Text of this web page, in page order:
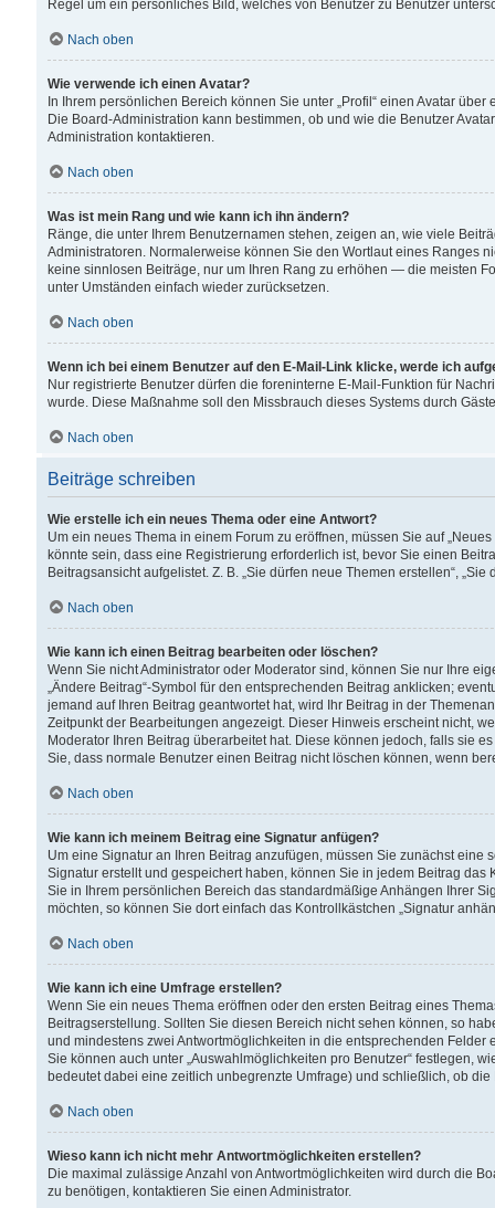
Regel um ein persönliches Bild, welches von Benutzer zu Benutzer
Nach oben
Wie verwende ich einen Avatar?
In Ihrem persönlichen Bereich können Sie unter „Profil“ einen Avatar
Die Board-Administration kann bestimmen, ob und wie die Benutzer
Administration kontaktieren.
Nach oben
Was ist mein Rang und wie kann ich ihn ändern?
Ränge, die unter Ihrem Benutzernamen stehen, zeigen an, wie viele
Administratoren. Normalerweise können Sie den Wortlaut eines Ranges
keine sinnlosen Beiträge, nur um Ihren Rang zu erhöhen — die meisten
unter Umständen einfach wieder zurücksetzen.
Nach oben
Wenn ich bei einem Benutzer auf den E-Mail-Link klicke, werde ich
Nur registrierte Benutzer dürfen die foreninterne E-Mail-Funktion für
wurde. Diese Maßnahme soll den Missbrauch dieses Systems durch
Nach oben
Beiträge schreiben
Wie erstelle ich ein neues Thema oder eine Antwort?
Um ein neues Thema in einem Forum zu eröffnen, müssen Sie auf
könnte sein, dass eine Registrierung erforderlich ist, bevor Sie einen
Beitragsansicht aufgelistet. Z. B. „Sie dürfen neue Themen erstellen“,
Nach oben
Wie kann ich einen Beitrag bearbeiten oder löschen?
Wenn Sie nicht Administrator oder Moderator sind, können Sie nur Ihre
„Ändere Beitrag“-Symbol für den entsprechenden Beitrag anklicken;
jemand auf Ihren Beitrag geantwortet hat, wird Ihr Beitrag in der
Zeitpunkt der Bearbeitungen angezeigt. Dieser Hinweis erscheint nicht,
Moderator Ihren Beitrag überarbeitet hat. Diese können jedoch, falls sie
Sie, dass normale Benutzer einen Beitrag nicht löschen können, wenn
Nach oben
Wie kann ich meinem Beitrag eine Signatur anfügen?
Um eine Signatur an Ihren Beitrag anzufügen, müssen Sie zunächst
Signatur erstellt und gespeichert haben, können Sie in jedem Beitrag
Sie in Ihrem persönlichen Bereich das standardmäßige Anhängen Ihrer
möchten, so können Sie dort einfach das Kontrollkästchen „Signatur
Nach oben
Wie kann ich eine Umfrage erstellen?
Wenn Sie ein neues Thema eröffnen oder den ersten Beitrag eines
Beitragserstellung. Sollten Sie diesen Bereich nicht sehen können, so
und mindestens zwei Antwortmöglichkeiten in die entsprechenden
Sie können auch unter „Auswahlmöglichkeiten pro Benutzer“ festlegen,
bedeutet dabei eine zeitlich unbegrenzte Umfrage) und schließlich, ob
Nach oben
Wieso kann ich nicht mehr Antwortmöglichkeiten erstellen?
Die maximal zulässige Anzahl von Antwortmöglichkeiten wird durch die
zu benötigen, kontaktieren Sie einen Administrator.